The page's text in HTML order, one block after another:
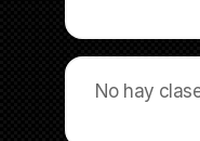
No hay